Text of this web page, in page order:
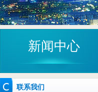
新闻中心
联系我们